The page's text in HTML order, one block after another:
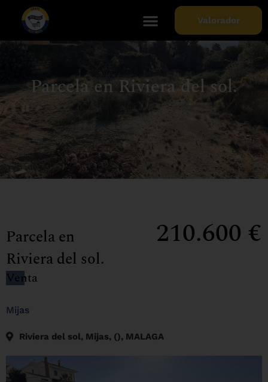
Valorador
Parcela en Riviera del sol.
Parcela en
Riviera del sol.
210.600 €
Venta
Mijas
Riviera del sol, Mijas, (), MALAGA